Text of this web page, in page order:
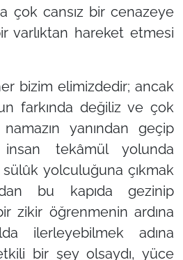
çok cansız bir cenazeye
varlıktan hareket etmesi
bizim elimizdedir; ancak
farkında değiliz ve çok
yanından geçip
tekâmül yolunda
yolculuğuna çıkmak
bu kapıda gezinip
zikir öğrenmenin ardına
ilerleyebilmek adına
bir şey olsaydı, yüce